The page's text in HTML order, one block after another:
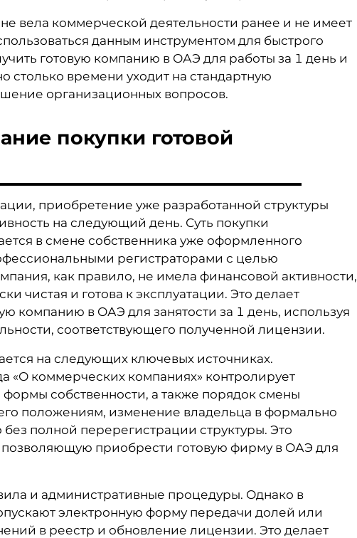
вела коммерческой деятельности ранее и не имеет
данным инструментом для быстрого
готовую компанию в ОАЭ для работы за 1 день и
времени уходит на стандартную
организационных вопросов.
покупки готовой
приобретение уже разработанной структуры
на следующий день. Суть покупки
в смене собственника уже оформленного
регистраторами с целью
как правило, не имела финансовой активности,
чистая и готова к эксплуатации. Это делает
компанию в ОАЭ для занятости за 1 день, используя
соответствующего полученной лицензии.
на следующих ключевых источниках.
коммерческих компаниях» контролирует
собственности, а также порядок смены
положениям, изменение владельца в формально
полной перерегистрации структуры. Это
приобрести готовую фирму в ОАЭ для
и административные процедуры. Однако в
электронную форму передачи долей или
в реестр и обновление лицензии. Это делает